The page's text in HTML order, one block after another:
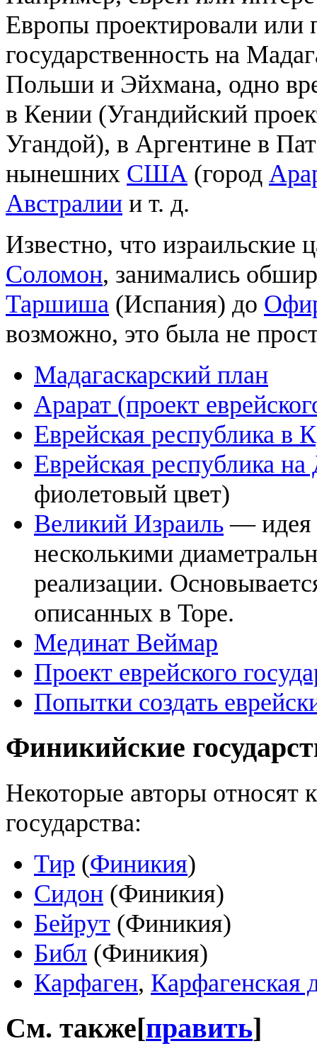
Европы проектировали или
государственность на
Польши и Эйхмана, одно
в Кении (Угандийский
Угандой), в Аргентине в
нынешних США (город
Австралии и т. д.
Известно, что израильские
Соломон, занимались
Таршиша (Испания) до
возможно, это была не
Мадагаскарский план
Арарат (проект
Еврейская республика в
Еврейская республика
фиолетовый цвет)
Великий Израиль — идея
несколькими
реализации.
описанных в Торе.
Мединат Веймар
Проект еврейского
Попытки создать
Финикийские
Некоторые авторы относят
государства:
Тир (Финикия)
Сидон (Финикия)
Бейрут (Финикия)
Библ (Финикия)
Карфаген, Карфагенская
См. также[править]